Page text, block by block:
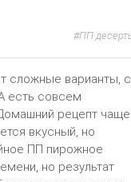
ПП
сложные варианты, с
есть совсем
рецепт чаще
вкусный, но
ПП пирожное
но результат